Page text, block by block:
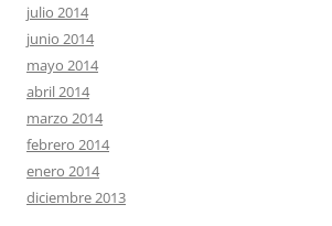
julio 2014
junio 2014
mayo 2014
abril 2014
marzo 2014
febrero 2014
enero 2014
diciembre 2013